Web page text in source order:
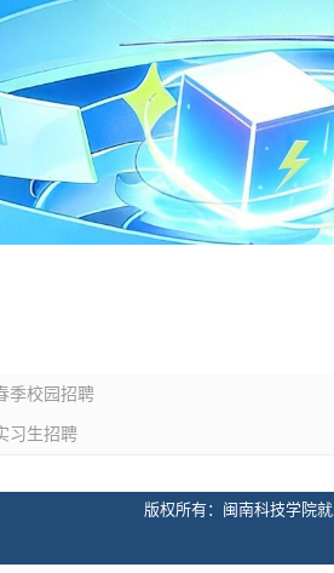
季校园招聘
习生招聘
版权所有：闽南科技学院